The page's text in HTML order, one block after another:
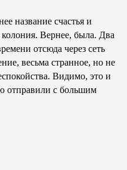
название счастья и
Вернее, была. Два
отсюда через сеть
весьма странное, но не
Видимо, это и
отправили с большим